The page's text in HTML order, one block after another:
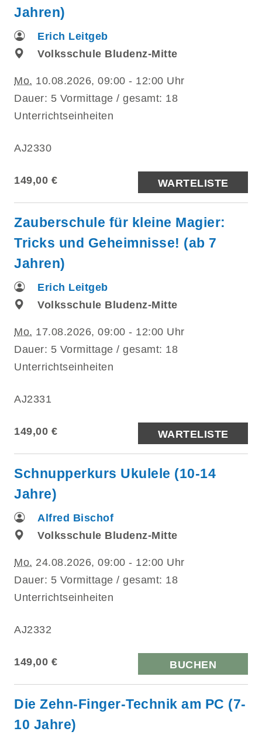
Jahren)
Erich Leitgeb
Volksschule Bludenz-Mitte
Mo. 10.08.2026, 09:00 - 12:00 Uhr
Dauer: 5 Vormittage / gesamt: 18
Unterrichtseinheiten
AJ2330
149,00 € WARTELISTE
Zauberschule für kleine Magier:
Tricks und Geheimnisse! (ab 7
Jahren)
Erich Leitgeb
Volksschule Bludenz-Mitte
Mo. 17.08.2026, 09:00 - 12:00 Uhr
Dauer: 5 Vormittage / gesamt: 18
Unterrichtseinheiten
AJ2331
149,00 € WARTELISTE
Schnupperkurs Ukulele (10-14
Jahre)
Alfred Bischof
Volksschule Bludenz-Mitte
Mo. 24.08.2026, 09:00 - 12:00 Uhr
Dauer: 5 Vormittage / gesamt: 18
Unterrichtseinheiten
AJ2332
149,00 € BUCHEN
Die Zehn-Finger-Technik am PC (7-
10 Jahre)